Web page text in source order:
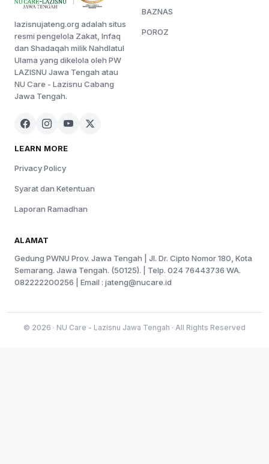
lazisnujateng.org adalah situs
resmi pengelola Zakat, Infaq
dan Shadaqah milik Nahdlatul
Ulama yang dikelola oleh PW
LAZISNU Jawa Tengah atau
NU Care - Lazisnu Cabang
Jawa Tengah.
BAZNAS
POROZ
LEARN MORE
Privacy Policy
Syarat dan Ketentuan
Laporan Ramadhan
ALAMAT
Gedung PWNU Prov. Jawa Tengah | Jl. Dr. Cipto Nomor 180, Kota
Semarang. Jawa Tengah. (50125). | Telp. 024 76443736 WA.
082222200256 | Email : jateng@nucare.id
© 2026 · NU Care - Lazisnu Jawa Tengah · All Rights Reserved